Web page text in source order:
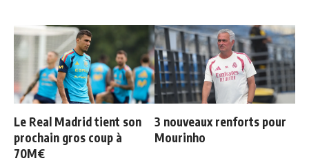
Le Real Madrid tient son
prochain gros coup à
70M€
3 nouveaux renforts pour
Mourinho